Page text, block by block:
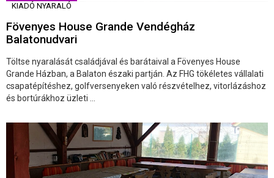
KIADÓ NYARALÓ
Fövenyes House Grande Vendégház
Balatonudvari
Töltse nyaralását családjával és barátaival a Fövenyes House
Grande Házban, a Balaton északi partján. Az FHG tökéletes vállalati
csapatépítéshez, golfversenyeken való részvételhez, vitorlázáshoz
és bortúrákhoz üzleti ...